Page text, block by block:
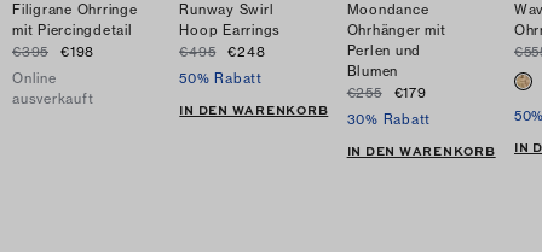
Filigrane Ohrringe
mit Piercingdetail
€395
€198
Online
ausverkauft
Runway Swirl
Hoop Earrings
€495
€248
50% Rabatt
IN DEN WARENKORB
Moondance
Ohrhänger mit
Perlen und
Blumen
€255
€179
30% Rabatt
IN DEN WARENKORB
IN